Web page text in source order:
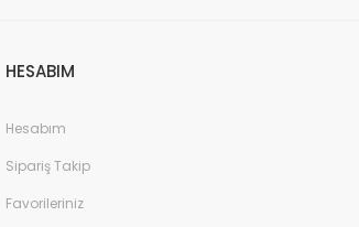
HESABIM
Hesabım
Sipariş Takip
Favorileriniz